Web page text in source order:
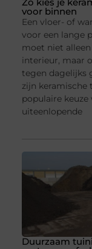
voor binnen
Een vloer- of
voor een lange
moet niet
interieur, maar
tegen dagelijks
zijn keramische
populaire keuze
uiteenlopende
Duurzaam